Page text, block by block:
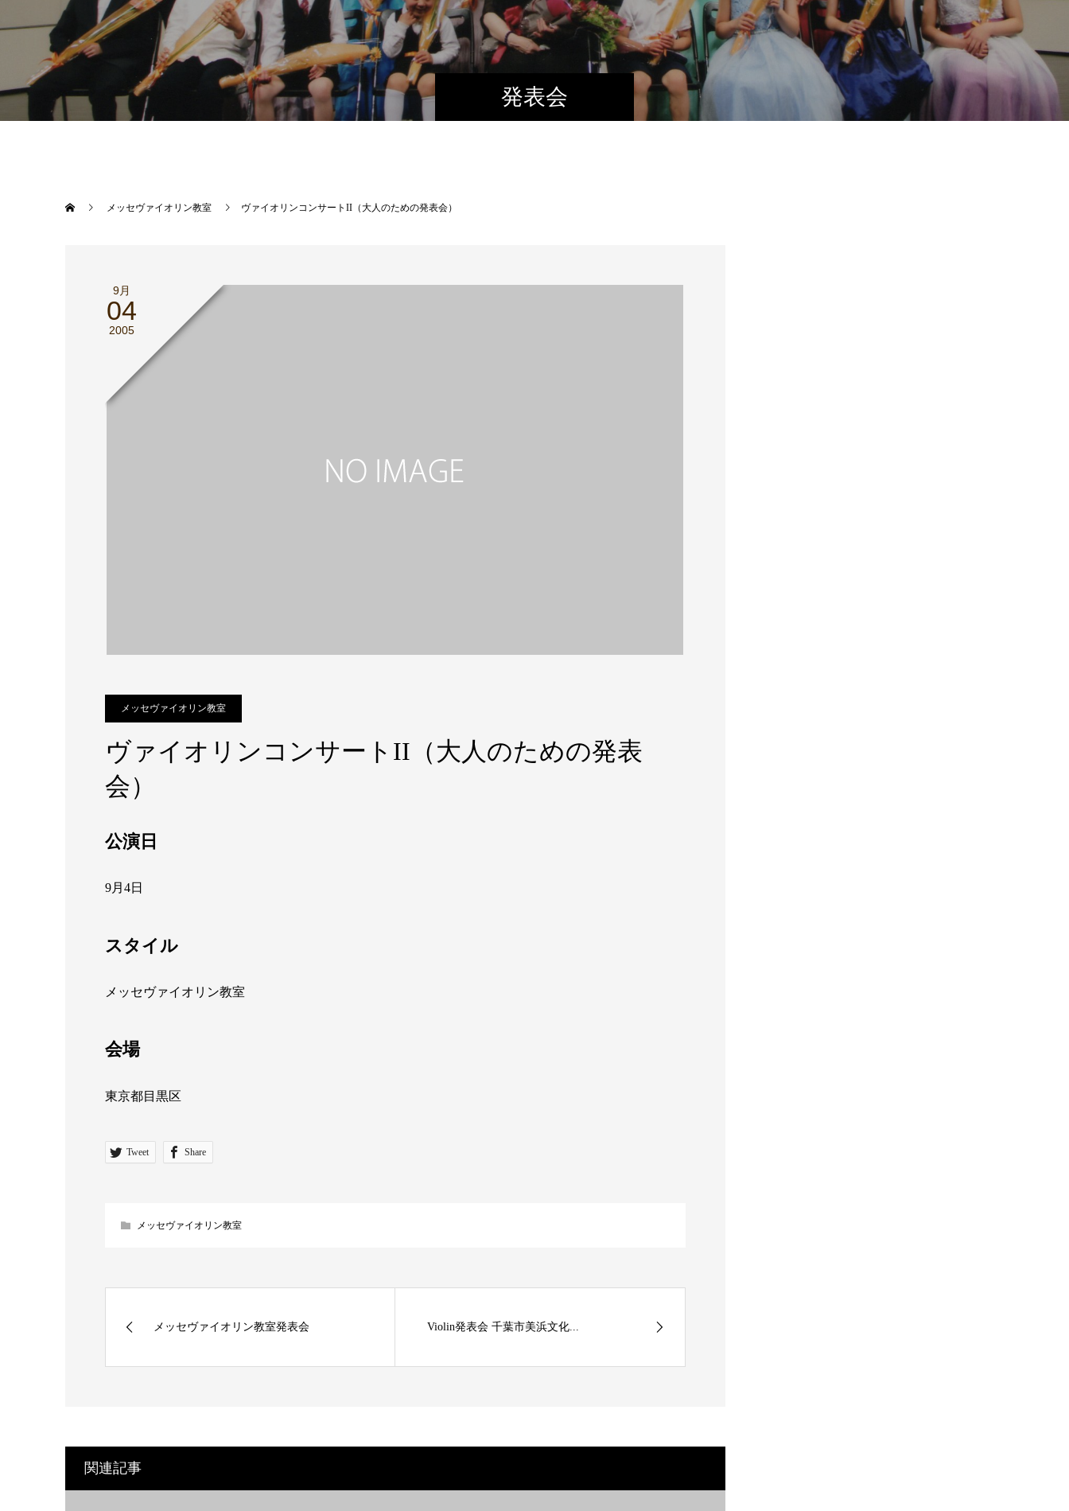
発表会
メッセヴァイオリン教室 ヴァイオリンコンサートII（大人のための発表会）
9月
04
2005
メッセヴァイオリン教室
ヴァイオリンコンサートII（大人のための発表
会）
公演日
9月4日
スタイル
メッセヴァイオリン教室
会場
東京都目黒区
Tweet Share
メッセヴァイオリン教室
メッセヴァイオリン教室発表会 Violin発表会 千葉市美浜文化...
関連記事